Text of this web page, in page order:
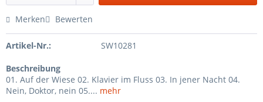
Merken Bewerten
Artikel-Nr.: SW10281
Beschreibung
01. Auf der Wiese 02. Klavier im Fluss 03. In jener Nacht 04.
Nein, Doktor, nein 05.... mehr